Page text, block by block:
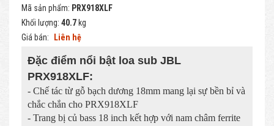
Mã sản phẩm: PRX918XLF
Khối lượng: 40.7 kg
Giá bán:
Liên hệ
Đặc điểm nổi bật loa sub JBL
PRX918XLF:
- Chế tác từ gỗ bạch dương 18mm mang lại sự bền bỉ và
chắc chắn cho PRX918XLF
- Trang bị củ bass 18 inch kết hợp với nam châm ferrite